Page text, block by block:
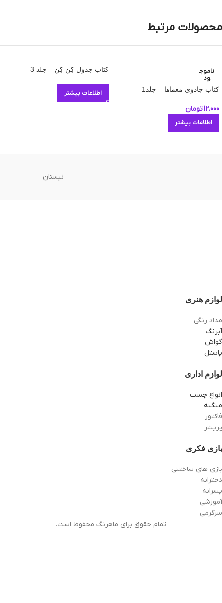
محصولات مرتبط
ناموج
ود
کتاب جادوی معماها – جلد1
12.000تومان
اطلاعات بیشتر
کتاب جدول کِن کِن – جلد 3
اطلاعات بیشتر
نیستان
لوازم هنری
مداد رنگی
آبرنگ
گواش
پاستل
لوازم اداری
انواع چسب
منگنه
فاکتور
پرینتر
بازی فکری
بازی های ساختنی
دخترانه
پسرانه
آموزشی
سرگرمی
تمام حقوق برای ماهرنگ محفوظ است.